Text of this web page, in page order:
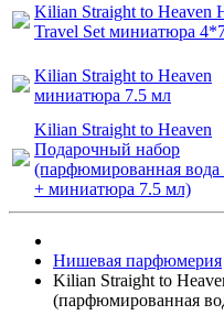
Kilian Straight to Heaven
Travel Set миниатюра
Kilian Straight to Heaven
миниатюра 7.5 мл
Kilian Straight to Heaven
Подарочный набор
(парфюмированная вода
+ миниатюра 7.5 мл)
Нишевая парфюмерия
Kilian Straight to
(парфюмированная